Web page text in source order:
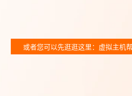
或者您可以先逛逛这里：虚拟主机